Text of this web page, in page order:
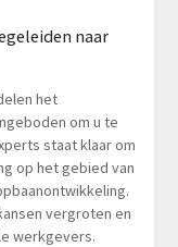
naar
het
om u te
staat klaar om
op het gebied van
vergroten en
werkgevers.